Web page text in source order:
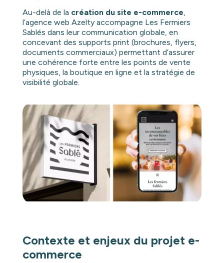
Au-delà de la création du site e-commerce,
l’agence web Azelty accompagne Les Fermiers
Sablés dans leur communication globale, en
concevant des supports print (brochures, flyers,
documents commerciaux) permettant d’assurer
une cohérence forte entre les points de vente
physiques, la boutique en ligne et la stratégie de
visibilité globale.
Contexte et enjeux du projet e-
commerce